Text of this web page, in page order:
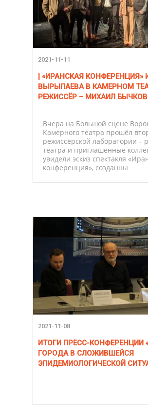
2021-11-11
| «ИРАНСКАЯ КОНФЕРЕНЦИЯ»
ВЫРЫПАЕВА В КАМЕРНОМ
РЕЖИССЁР – МИХАИЛ БЫЧКОВ
Вчера на Большой сцене
Камерного театра прошёл
режиссёрской лаборатории ­–
театра и приглашённые
увидели эскиз спектакля
конференция», созданны
2021-11-08
ИТОГИ ПРЕСС-КОНФЕРЕНЦИИ
ГОРОДА В СЛОЖИВШЕЙСЯ
ЭПИДЕМИОЛОГИЧЕСКОЙ